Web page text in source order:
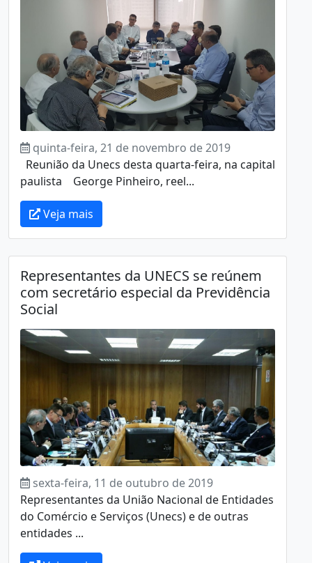
quinta-feira, 21 de novembro de 2019
Reunião da Unecs desta quarta-feira, na capital
paulista George Pinheiro, reel...
Veja mais
Representantes da UNECS se reúnem
com secretário especial da Previdência
Social
sexta-feira, 11 de outubro de 2019
Representantes da União Nacional de Entidades
do Comércio e Serviços (Unecs) e de outras
entidades ...